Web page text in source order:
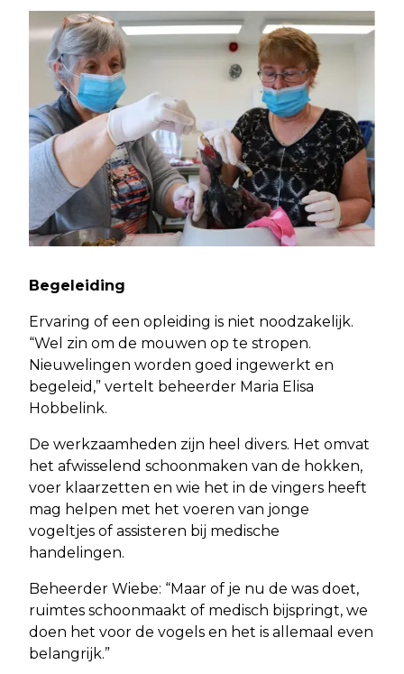
Begeleiding
Ervaring of een opleiding is niet noodzakelijk.
“Wel zin om de mouwen op te stropen.
Nieuwelingen worden goed ingewerkt en
begeleid,” vertelt beheerder Maria Elisa
Hobbelink.
De werkzaamheden zijn heel divers. Het omvat
het afwisselend schoonmaken van de hokken,
voer klaarzetten en wie het in de vingers heeft
mag helpen met het voeren van jonge
vogeltjes of assisteren bij medische
handelingen.
Beheerder Wiebe: “Maar of je nu de was doet,
ruimtes schoonmaakt of medisch bijspringt, we
doen het voor de vogels en het is allemaal even
belangrijk.”